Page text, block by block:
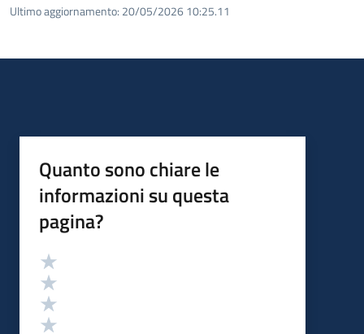
Ultimo aggiornamento: 20/05/2026 10:25.11
Quanto sono chiare le
informazioni su questa
pagina?
Valutazione